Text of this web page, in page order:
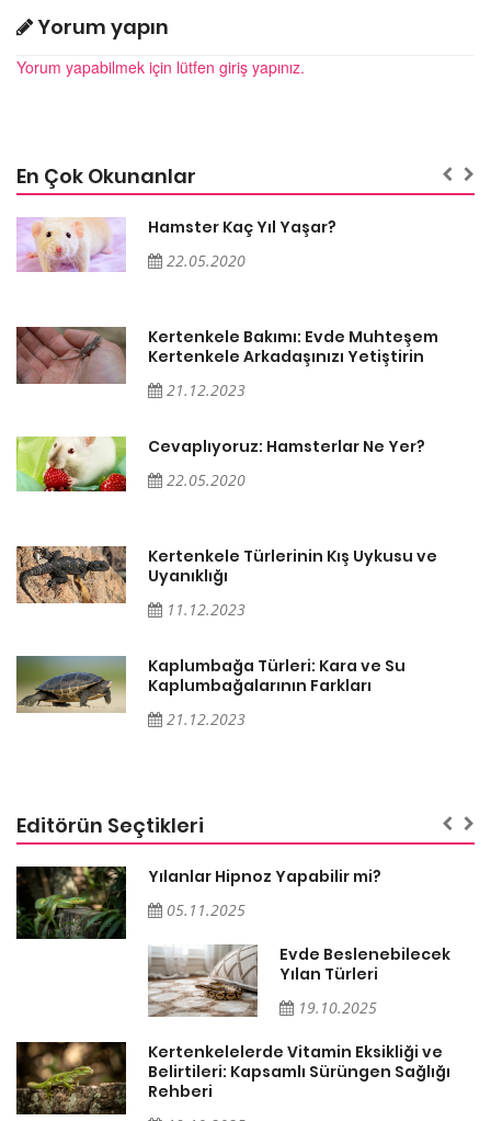
Yorum yapın
Yorum yapabilmek için lütfen giriş yapınız.
En Çok Okunanlar
Hamster Kaç Yıl Yaşar?
22.05.2020
Kertenkele Bakımı: Evde Muhteşem
Kertenkele Arkadaşınızı Yetiştirin
21.12.2023
Cevaplıyoruz: Hamsterlar Ne Yer?
22.05.2020
Kertenkele Türlerinin Kış Uykusu ve
Uyanıklığı
11.12.2023
Kaplumbağa Türleri: Kara ve Su
Kaplumbağalarının Farkları
21.12.2023
Editörün Seçtikleri
Yılanlar Hipnoz Yapabilir mi?
05.11.2025
Evde Beslenebilecek
Yılan Türleri
19.10.2025
Kertenkelelerde Vitamin Eksikliği ve
Belirtileri: Kapsamlı Sürüngen Sağlığı
Rehberi